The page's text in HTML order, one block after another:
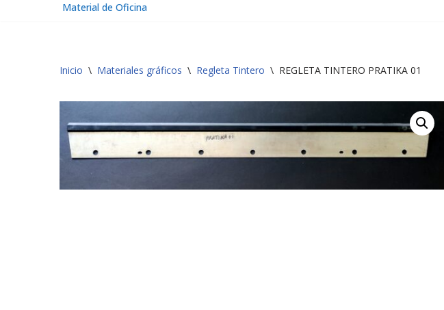
Material de Oficina
Inicio \ Materiales gráficos \ Regleta Tintero \ REGLETA TINTERO PRATIKA 01